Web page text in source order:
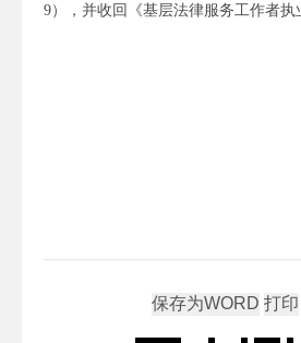
9），并收回《基层法律服务工作者执